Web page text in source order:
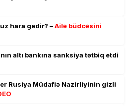
hara gedir? –Ailə büdcəsini
altı bankına sanksiya tətbiq etdi
Rusiya Müdafiə Nazirliyinin gizli